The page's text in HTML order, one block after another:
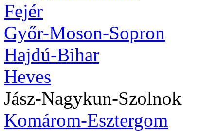
Fejér
Győr-Moson-Sopron
Hajdú-Bihar
Heves
Jász-Nagykun-Szolnok
Komárom-Esztergom